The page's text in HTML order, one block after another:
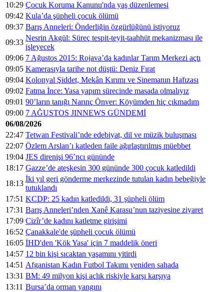
10:29 Çocuk Koruma Kanunu'nda yaş düzenlemesi
09:42 Kula’da şüpheli çocuk ölümü
09:37 Barış Anneleri: Önderliğin özgürlüğünü istiyoruz
09:33
Nesrin Akgül: Süreç tespit-teyit-taahhüt mekanizması ile
işleyecek
09:06 7 Ağustos 2015: Rojava’da kadınlar Tarım Merkezi açtı
09:05 Kamerasıyla tarihe not düştü: Deniz Fırat
09:04 Kolonyal Şiddet, Mekân Kırımı ve Sinemanın Hafızası
09:02 Fatma İnce: Yasa yapım sürecinde masada olmalıyız
09:01 90’ların tanığı Narınç Önver: Köyümden hiç çıkmadım
09:00 7 AĞUSTOS JINNEWS GÜNDEMİ
06/08/2026
22:47 Tetwan Festivali’nde edebiyat, dil ve müzik buluşması
22:07 Özlem Arslan’ı katleden faile ağırlaştırılmış müebbet
19:04 JES direnişi 96’ncı gününde
18:17 Gazze’de ateşkesin 300 gününde 300 çocuk katledildi
18:13
İki yıl geri gönderme merkezinde tutulan kadın bebeğiyle
tutuklandı
17:51 KCDP: 25 kadın katledildi, 31 şüpheli ölüm
17:31 Barış Anneleri’nden Xanê Karasu’nun taziyesine ziyaret
17:09 Cizîr’de kadını katletme girişimi
16:52 Çanakkale'de şüpheli çocuk ölümü
16:05 İHD'den 'Kök Yasa' için 7 maddelik öneri
14:57 12 bin kişi sıcaktan yaşamını yitirdi
14:51 Afganistan Kadın Futbol Takımı yeniden sahada
13:31 BM: 49 milyon kişi açlık riskiyle karşı karşıya
13:11 Bursa’da orman yangını